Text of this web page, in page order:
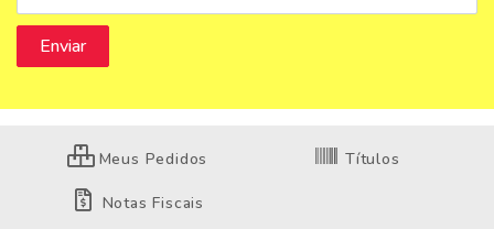
Meus Pedidos Títulos
Notas Fiscais